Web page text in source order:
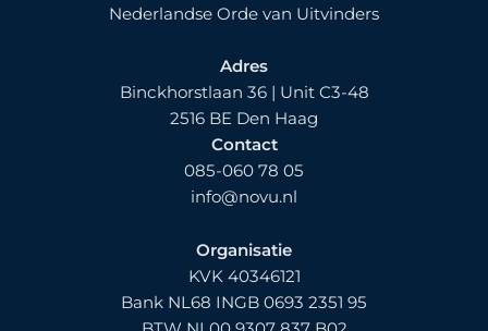
Nederlandse Orde van Uitvinders
Adres
Binckhorstlaan 36 | Unit C3-48
2516 BE Den Haag
Contact
085-060 78 05
info@novu.nl
Organisatie
KVK 40346121
Bank NL68 INGB 0693 2351 95